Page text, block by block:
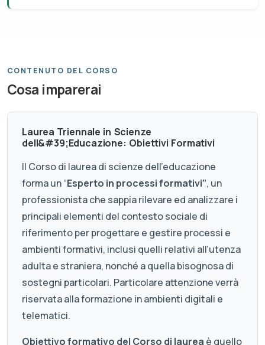
CONTENUTO DEL CORSO
Cosa imparerai
Laurea Triennale in Scienze
dell&#39;Educazione: Obiettivi Formativi
Il Corso di laurea di scienze dell’educazione
forma un “Esperto in processi formativi”, un
professionista che sappia rilevare ed analizzare i
principali elementi del contesto sociale di
riferimento per progettare e gestire processi e
ambienti formativi, inclusi quelli relativi all’utenza
adulta e straniera, nonché a quella bisognosa di
sostegni particolari. Particolare attenzione verrà
riservata alla formazione in ambienti digitali e
telematici.
Obiettivo formativo del Corso di laurea è quello